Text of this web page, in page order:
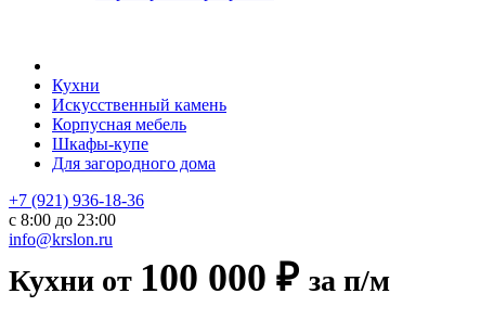
Кухни
Искусственный камень
Корпусная мебель
Шкафы-купе
Для загородного дома
+7 (921) 936-18-36
с 8:00 до 23:00
info@krslon.ru
Кухни от 100 000 ₽ за п/м